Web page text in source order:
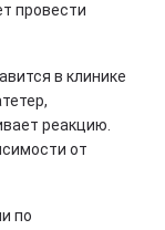
провести
в клинике
реакцию.
от
по